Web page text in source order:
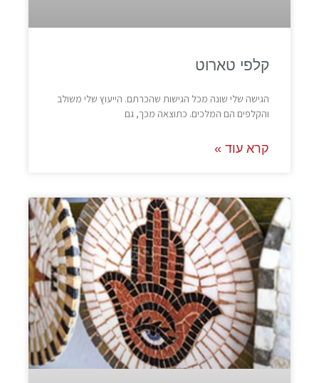
קלפי טארוט
הגישה שלי שונה מכל הגישות שהכרתם. הייעוץ שלי משולב
והקלפים הם המלכים. כתוצאה מכך, גם
קרא עוד »